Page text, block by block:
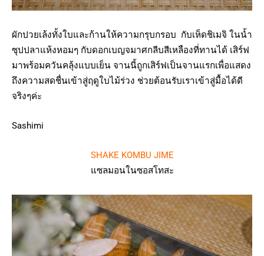
ผักปวยเล้งทั้งใบและก้านให้ความกรุบกรอบ กับเห็ดชิเมจิ ในน้ำ
ซุปปลาแห้งหอมๆ กับดอกเบญจมาศกลีบสีเหลืองที่ทานได้ เสิร์ฟ
มาพร้อมควันคลุ้งแบบเย็น จานนี้ถูกเสิร์ฟเป็นจานแรกเพื่อแสดง
ถึงความสดชื่นเข้าสู่ฤดูใบไม้ร่วง ช่วยต้อนรับเราเข้าสู่มื้อได้ดี
จริงๆค่ะ
Sashimi
SHAKE KOMBU JIME
แซลมอนในซอสโทสะ